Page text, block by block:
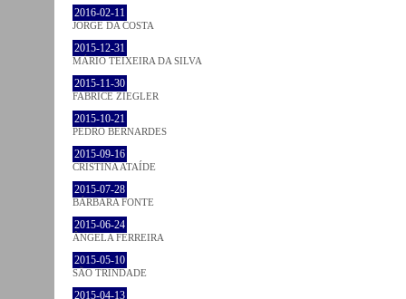
2016-02-11
JORGE DA COSTA
2015-12-31
MÁRIO TEIXEIRA DA SILVA
2015-11-30
FABRICE ZIEGLER
2015-10-21
PEDRO BERNARDES
2015-09-16
CRISTINA ATAÍDE
2015-07-28
BÁRBARA FONTE
2015-06-24
ÂNGELA FERREIRA
2015-05-10
SÃO TRINDADE
2015-04-13